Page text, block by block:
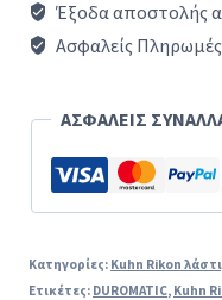
RIKON
ORIGINAL
Έξοδα αποστολής
Ασφαλείς Πληρωμές
ΑΣΦΑΛΕΙΣ
Κατηγορίες: Kuhn Rikon
Ετικέτες: DUROMATIC, Kuhn